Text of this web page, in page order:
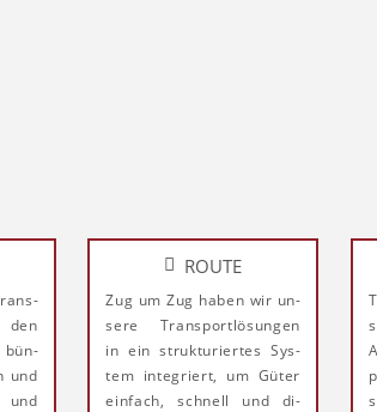
den
bün­
und
ROUTE
Zug um Zug ha­ben wir un­
se­re Trans­port­lö­sun­gen
in ein struk­tu­rier­tes Sys­
tem in­te­griert, um Gü­ter
ein­fach, schnell und di­